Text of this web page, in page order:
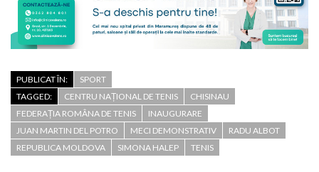
PUBLICAT ÎN:
SPORT
TAGGED:
CENTRU NAȚIONAL DE TENIS
CHISINAU
FEDERAȚIA ROMÂNA DE TENIS
INAUGURARE
JUAN MARTIN DEL POTRO
MECI DEMONSTRATIV
RADU ALBOT
REPUBLICA MOLDOVA
SIMONA HALEP TENIS